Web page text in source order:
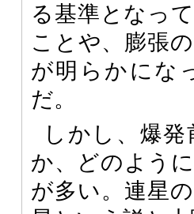
る基準となっ
ことや、膨張
が明らかにな
だ。
しかし、爆
か、どのよう
が多い。連星